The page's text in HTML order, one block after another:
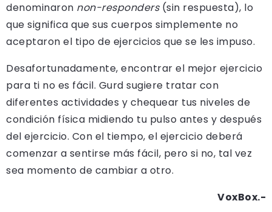
denominaron non-responders(sin respuesta), lo
que significa que sus cuerpos simplemente no
aceptaron el tipo de ejercicios que se les impuso.
Desafortunadamente, encontrar el mejor ejercicio
para ti no es fácil. Gurd sugiere tratar con
diferentes actividades y chequear tus niveles de
condición física midiendo tu pulso antes y después
del ejercicio. Con el tiempo, el ejercicio deberá
comenzar a sentirse más fácil, pero si no, tal vez
sea momento de cambiar a otro.
VoxBox.-